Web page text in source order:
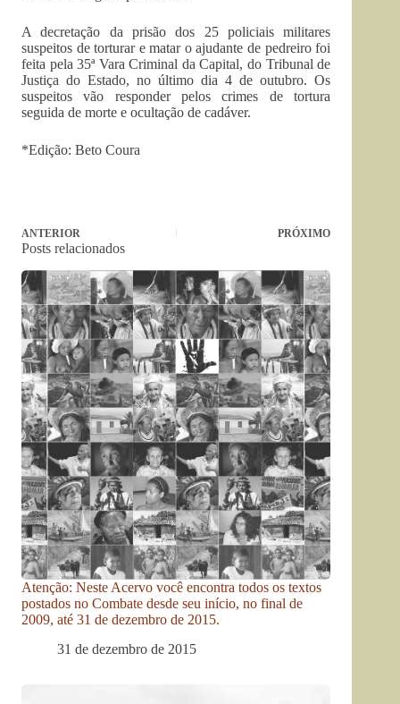
A decretação da prisão dos 25 policiais militares
suspeitos de torturar e matar o ajudante de pedreiro foi
feita pela 35ª Vara Criminal da Capital, do Tribunal de
Justiça do Estado, no último dia 4 de outubro. Os
suspeitos vão responder pelos crimes de tortura
seguida de morte e ocultação de cadáver.
*Edição: Beto Coura
ANTERIOR PRÓXIMO
Posts relacionados
Atenção: Neste Acervo você encontra todos os textos
postados no Combate desde seu início, no final de
2009, até 31 de dezembro de 2015.
31 de dezembro de 2015